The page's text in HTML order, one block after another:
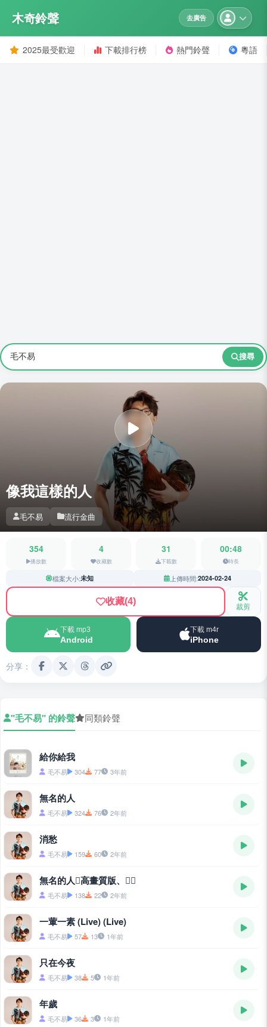
木奇鈴聲 去廣告
2025最受歡迎 下載排行榜 熱門鈴聲 粵語
搜尋
像我這樣的人
毛不易 流行金曲
354
播放數
4
收藏數
31
下載數
00:48
時長
檔案大小:未知 上傳時間:2024-02-24
收藏(4) 裁剪
下載 mp3
Android
下載 m4r
iPhone
分享：
"毛不易" 的鈴聲 同類鈴聲
給你給我
毛不易 304 77 3年前
無名的人
毛不易 324 76 2年前
消愁
毛不易 159 60 2年前
無名的人✘高畫質版、純️⃣
毛不易 138 22 2年前
一葷一素 (Live) (Live)
毛不易 57 13 1年前
只在今夜
毛不易 38 5 1年前
年歲
毛不易 36 3 1年前